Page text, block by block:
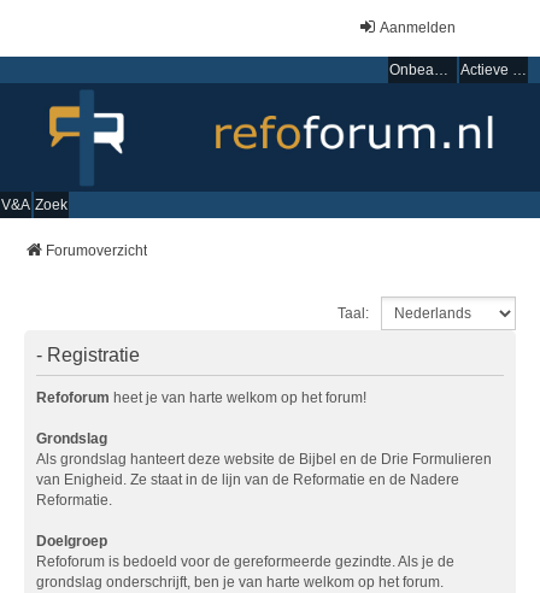
Aanmelden
Onbeantwoorde onderwerpen Actieve onderwerpen
V&A Zoek
Forumoverzicht
Taal:
- Registratie
Refoforum heet je van harte welkom op het forum!
Grondslag
Als grondslag hanteert deze website de Bijbel en de Drie Formulieren
van Enigheid. Ze staat in de lijn van de Reformatie en de Nadere
Reformatie.
Doelgroep
Refoforum is bedoeld voor de gereformeerde gezindte. Als je de
grondslag onderschrijft, ben je van harte welkom op het forum.